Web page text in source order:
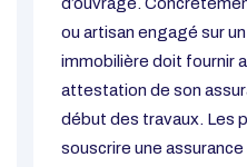
ou artisan engagé sur
immobilière doit fournir
attestation de son
début des travaux. Les
souscrire une assurance